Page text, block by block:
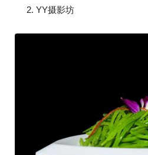
2. YY摄影坊